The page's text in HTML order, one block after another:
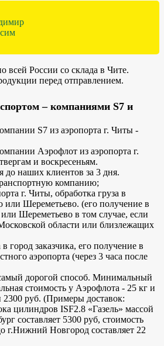
всей России со склада в Чите.
перед отправлением.
– компаниями S7 и
S7 из аэропорта г. Читы -
Аэрофлот из аэропорта г.
и воскресеньям.
до наших клиентов за 3 дня.
компанию;
г. Читы, обработка груза в
или Шереметьево. (его получение в
Шереметьево в том случае, если
области или близлежащих
город заказчика, его получение в
аэропорта (через 3 часа после
дорогой способ. Минимальный
стоимость у Аэрофлота - 25 кг и
2300 руб. (Примеры доставок:
цилиндров ISF2.8 «Газель» массой
составляет 5300 руб, стоимость
г.Нижний Новгород составляет 22